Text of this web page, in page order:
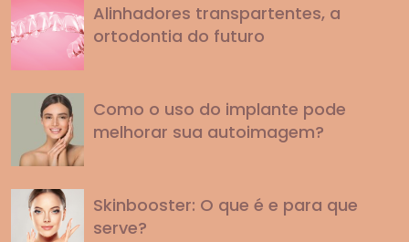
Alinhadores transpartentes, a
ortodontia do futuro
Como o uso do implante pode
melhorar sua autoimagem?
Skinbooster: O que é e para que
serve?